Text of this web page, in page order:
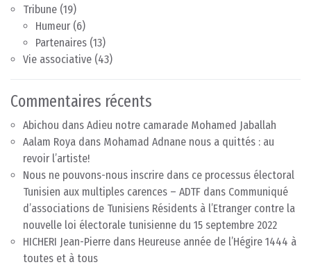
Tribune (19)
Humeur (6)
Partenaires (13)
Vie associative (43)
Commentaires récents
Abichou dans Adieu notre camarade Mohamed Jaballah
Aalam Roya dans Mohamad Adnane nous a quittés : au
revoir l’artiste!
Nous ne pouvons-nous inscrire dans ce processus électoral
Tunisien aux multiples carences – ADTF dans Communiqué
d’associations de Tunisiens Résidents à l’Etranger contre la
nouvelle loi électorale tunisienne du 15 septembre 2022
HICHERI Jean-Pierre dans Heureuse année de l’Hégire 1444 à
toutes et à tous